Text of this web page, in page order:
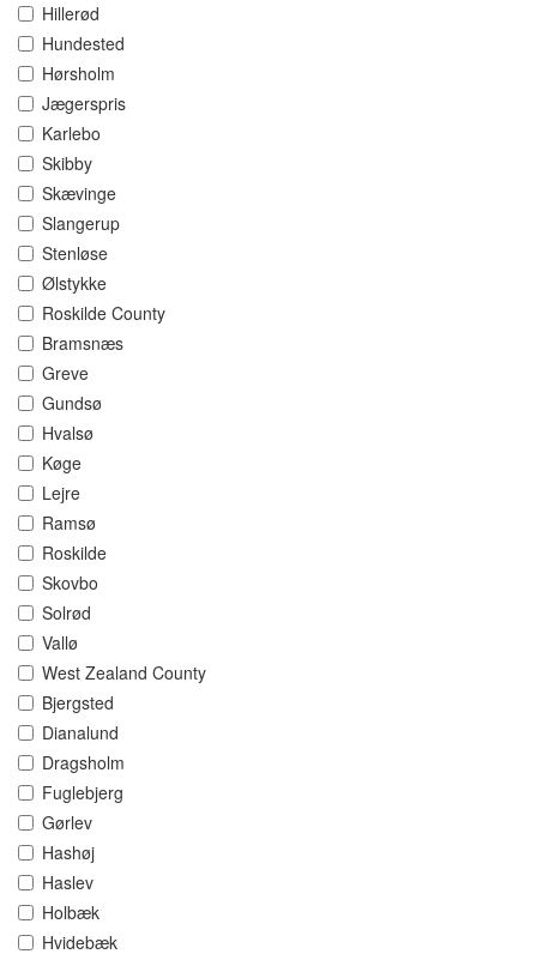
Hillerød
Hundested
Hørsholm
Jægerspris
Karlebo
Skibby
Skævinge
Slangerup
Stenløse
Ølstykke
Roskilde County
Bramsnæs
Greve
Gundsø
Hvalsø
Køge
Lejre
Ramsø
Roskilde
Skovbo
Solrød
Vallø
West Zealand County
Bjergsted
Dianalund
Dragsholm
Fuglebjerg
Gørlev
Hashøj
Haslev
Holbæk
Hvidebæk